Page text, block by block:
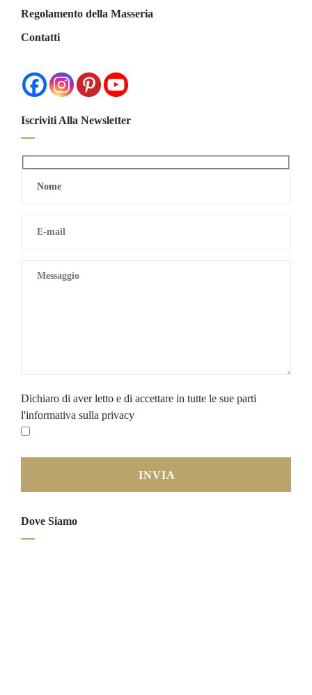
Regolamento della Masseria
Contatti
Iscriviti Alla Newsletter
Dichiaro di aver letto e di accettare in tutte le sue parti
l'informativa sulla privacy
Dove Siamo